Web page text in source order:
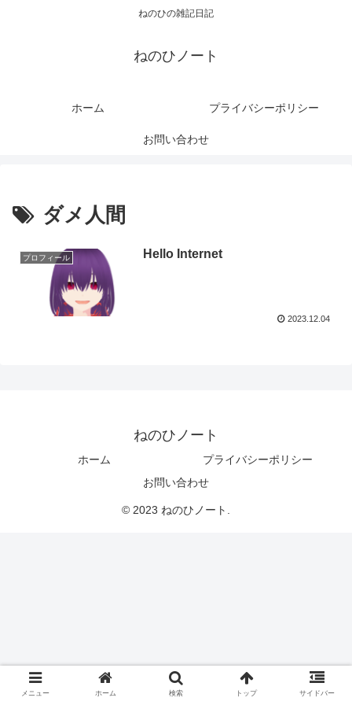
ねのひの雑記日記
ねのひノート
ホーム プライバシーポリシー
お問い合わせ
ダメ人間
プロフィール Hello Internet
2023.12.04
ねのひノート
ホーム
プライバシーポリシー
お問い合わせ
© 2023 ねのひノート.
メニュー ホーム 検索 トップ サイドバー